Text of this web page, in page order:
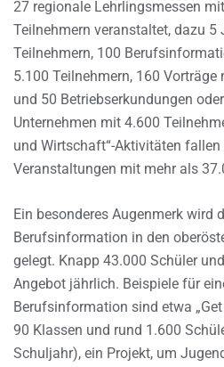
27 regionale Lehrlingsmessen
Teilnehmern veranstaltet, dazu 5
Teilnehmern, 100
5.100 Teilnehmern, 160
und 50 Betriebserkundungen
Unternehmen mit 4.600
und Wirtschaft“-Aktivitäten fallen
Veranstaltungen mit mehr als
Ein besonderes Augenmerk wird
Berufsinformation in den
gelegt. Knapp 43.000 Schüler
Angebot jährlich. Beispiele für
Berufsinformation sind etwa
90 Klassen und rund 1.600
Schuljahr), ein Projekt, um